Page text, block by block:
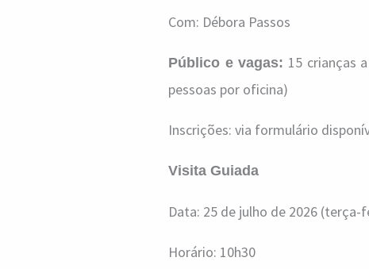
Com: Débora Passos
Público e vagas: 15 crianças
pessoas por oficina)
Inscrições: via formulário
Visita Guiada
Data: 25 de julho de 2026 (terça-
Horário: 10h30